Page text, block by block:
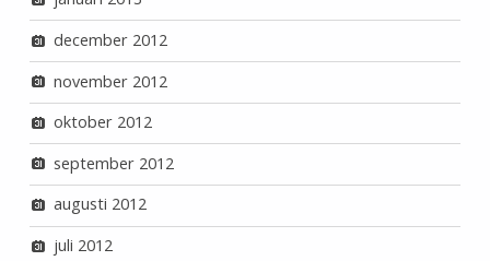
december 2012
november 2012
oktober 2012
september 2012
augusti 2012
juli 2012